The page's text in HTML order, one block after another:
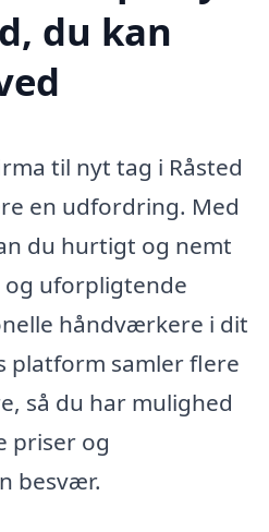
du kan
til nyt tag i Råsted
en udfordring. Med
du hurtigt og nemt
uforpligtende
håndværkere i dit
platform samler flere
så du har mulighed
priser og
besvær.